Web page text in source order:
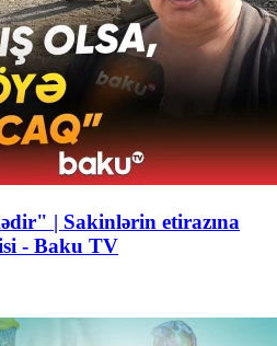
| Sakinlərin etirazına
- Baku TV